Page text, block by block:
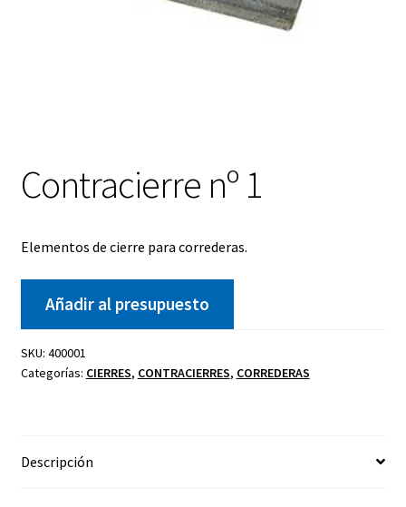
Contracierre nº 1
Elementos de cierre para correderas.
Añadir al presupuesto
SKU: 400001
Categorías: CIERRES, CONTRACIERRES, CORREDERAS
Descripción